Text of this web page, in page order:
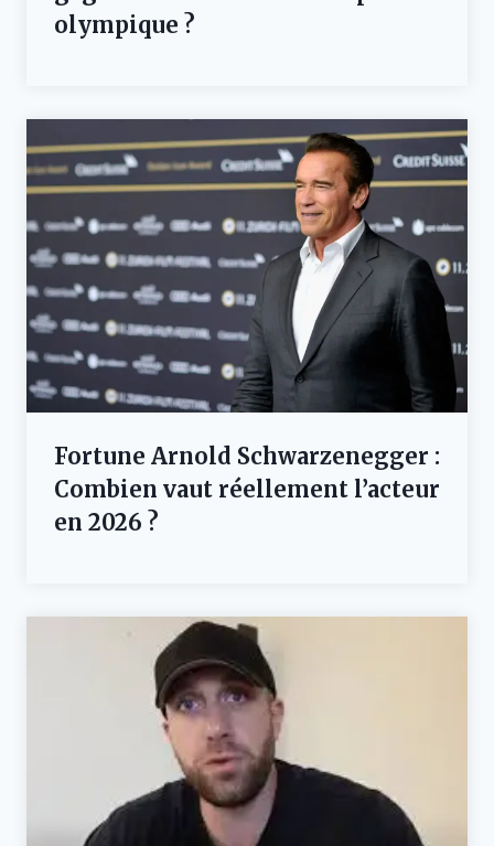
olympique ?
Fortune Arnold Schwarzenegger :
Combien vaut réellement l’acteur
en 2026 ?